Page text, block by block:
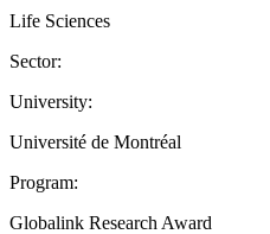
Life Sciences
Sector:
University:
Université de Montréal
Program:
Globalink Research Award